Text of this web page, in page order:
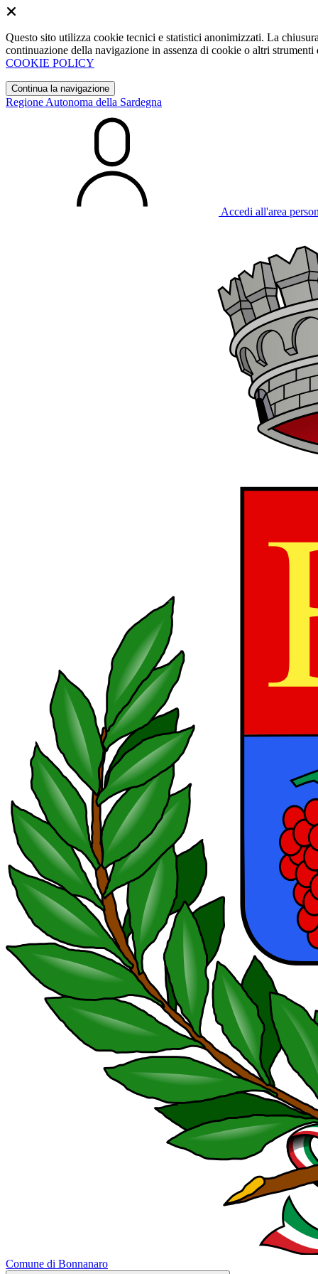
Questo sito utilizza cookie tecnici e statistici anonimizzati. La
continuazione della navigazione in assenza di cookie o altri
COOKIE POLICY
Continua la navigazione
Regione Autonoma della Sardegna
Accedi all'area
Comune di Bonnanaro